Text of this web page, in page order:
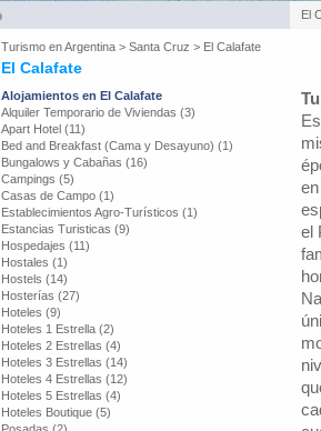
El
Turismo enArgentina > Santa Cruz > El Calafate
El Calafate
Alojamientos en El Calafate
Alquiler Temporario de Viviendas (3)
Apart Hotel (11)
Bed and Breakfast (Cama y Desayuno) (1)
Bungalows y Cabañas (16)
Campings (5)
Casas de Campo (1)
Establecimientos Agro-Turísticos (1)
Estancias Turisticas (9)
Hospedajes (11)
Hostales (1)
Hostels (14)
Hosterías (27)
Hoteles (9)
Hoteles 1 Estrella (2)
Hoteles 2 Estrellas (4)
Hoteles 3 Estrellas (14)
Hoteles 4 Estrellas (12)
Hoteles 5 Estrellas (4)
Hoteles Boutique (5)
el